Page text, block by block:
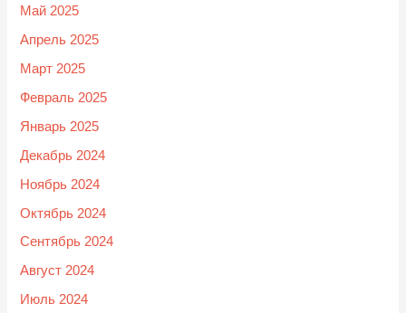
Май 2025
Апрель 2025
Март 2025
Февраль 2025
Январь 2025
Декабрь 2024
Ноябрь 2024
Октябрь 2024
Сентябрь 2024
Август 2024
Июль 2024